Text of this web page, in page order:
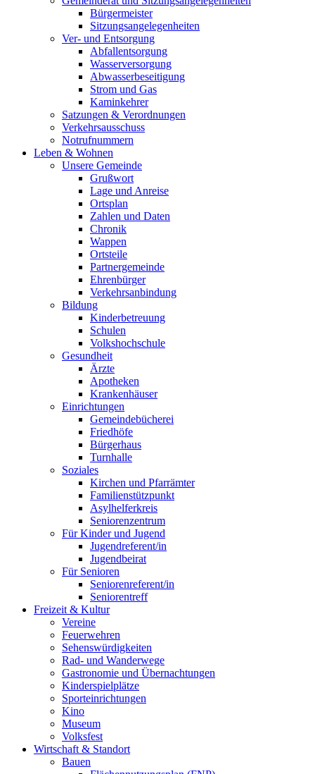
Bürgermeister
Sitzungsangelegenheiten
Ver- und Entsorgung
Abfallentsorgung
Wasserversorgung
Abwasserbeseitigung
Strom und Gas
Kaminkehrer
Satzungen & Verordnungen
Verkehrsausschuss
Notrufnummern
Leben & Wohnen
Unsere Gemeinde
Grußwort
Lage und Anreise
Ortsplan
Zahlen und Daten
Chronik
Wappen
Ortsteile
Partnergemeinde
Ehrenbürger
Verkehrsanbindung
Bildung
Kinderbetreuung
Schulen
Volkshochschule
Gesundheit
Ärzte
Apotheken
Krankenhäuser
Einrichtungen
Gemeindebücherei
Friedhöfe
Bürgerhaus
Turnhalle
Soziales
Kirchen und Pfarrämter
Familienstützpunkt
Asylhelferkreis
Seniorenzentrum
Für Kinder und Jugend
Jugendreferent/in
Jugendbeirat
Für Senioren
Seniorenreferent/in
Seniorentreff
Freizeit & Kultur
Vereine
Feuerwehren
Sehenswürdigkeiten
Rad- und Wanderwege
Gastronomie und Übernachtungen
Kinderspielplätze
Sporteinrichtungen
Kino
Museum
Volksfest
Wirtschaft & Standort
Bauen